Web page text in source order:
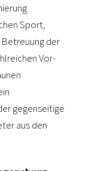
Sport,
der
Vor-
gegenseitige
aus den